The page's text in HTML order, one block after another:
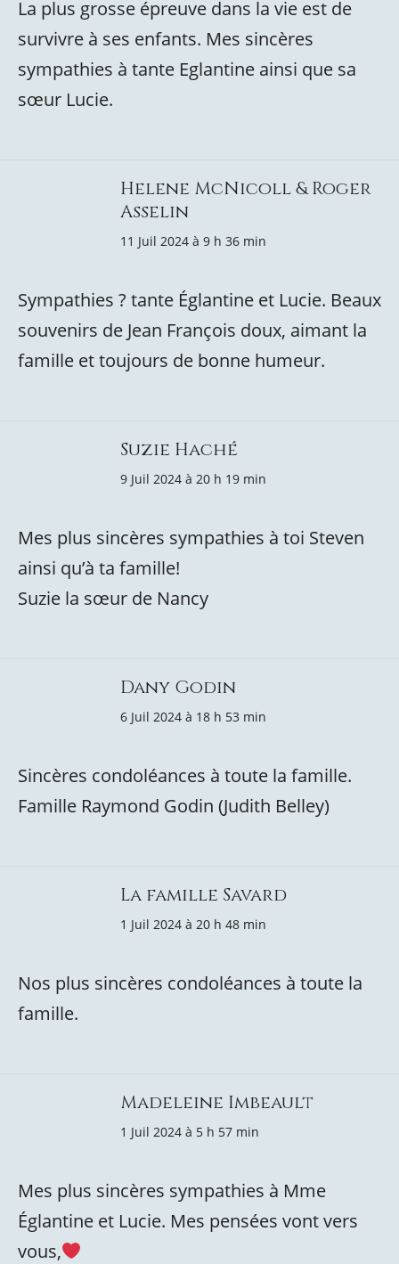
La plus grosse épreuve dans la vie est de
survivre à ses enfants. Mes sincères
sympathies à tante Eglantine ainsi que sa
sœur Lucie.
Helene McNicoll & Roger
Asselin
11 Juil 2024 à 9 h 36 min
Sympathies ? tante Églantine et Lucie. Beaux
souvenirs de Jean François doux, aimant la
famille et toujours de bonne humeur.
Suzie Haché
9 Juil 2024 à 20 h 19 min
Mes plus sincères sympathies à toi Steven
ainsi qu’à ta famille!
Suzie la sœur de Nancy
Dany Godin
6 Juil 2024 à 18 h 53 min
Sincères condoléances à toute la famille.
Famille Raymond Godin (Judith Belley)
La famille Savard
1 Juil 2024 à 20 h 48 min
Nos plus sincères condoléances à toute la
famille.
Madeleine Imbeault
1 Juil 2024 à 5 h 57 min
Mes plus sincères sympathies à Mme
Églantine et Lucie. Mes pensées vont vers
vous,